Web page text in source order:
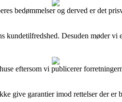
bedømmelser og derved er det
Desuden møder
eftersom vi publicerer
give garantier imod rettelser der er